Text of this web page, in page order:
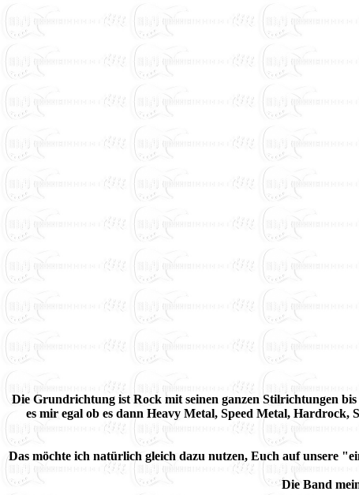
Die Grundrichtung ist Rock mit seinen ganzen Stilrichtungen
es mir egal ob es dann Heavy Metal, Speed Metal,
Das möchte ich natürlich gleich dazu nutzen, Euch auf unsere
Die Band